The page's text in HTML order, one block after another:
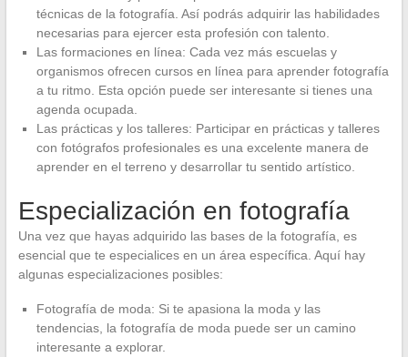
técnicas de la fotografía. Así podrás adquirir las habilidades
necesarias para ejercer esta profesión con talento.
Las formaciones en línea: Cada vez más escuelas y
organismos ofrecen cursos en línea para aprender fotografía
a tu ritmo. Esta opción puede ser interesante si tienes una
agenda ocupada.
Las prácticas y los talleres: Participar en prácticas y talleres
con fotógrafos profesionales es una excelente manera de
aprender en el terreno y desarrollar tu sentido artístico.
Especialización en fotografía
Una vez que hayas adquirido las bases de la fotografía, es
esencial que te especialices en un área específica. Aquí hay
algunas especializaciones posibles:
Fotografía de moda: Si te apasiona la moda y las
tendencias, la fotografía de moda puede ser un camino
interesante a explorar.